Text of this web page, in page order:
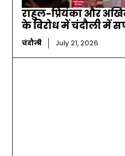
राहुल-प्रियंका और
के विरोध में चंदौली में
चंदौली July 21, 2026